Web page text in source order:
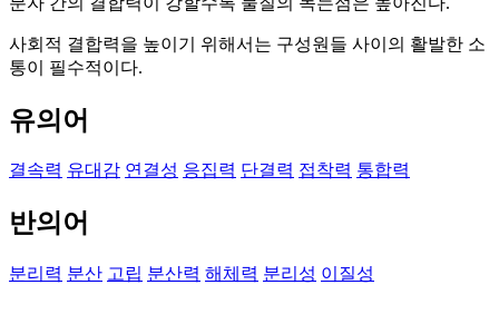
사회적 결합력을 높이기 위해서는 구성원들 사이의 활발한 소
통이 필수적이다.
유의어
결속력 유대감 연결성 응집력 단결력 접착력 통합력
반의어
분리력 분산 고립 분산력 해체력 분리성 이질성